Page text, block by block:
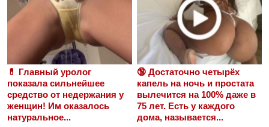
💊 Главный уролог
показала сильнейшее
средство от недержания у
женщин! Им оказалось
натуральное...
🔞 Достаточно четырёх
капель на ночь и простата
вылечится на 100% даже в
75 лет. Есть у каждого
дома, называется...